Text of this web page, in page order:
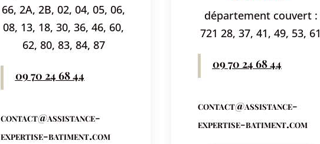
66, 2A, 2B, 02, 04, 05, 06,
08, 13, 18, 30, 36, 46, 60,
62, 80, 83, 84, 87
09 70 24 68 44
contact@assistance-
expertise-batiment.com
département couvert :
721 28, 37, 41, 49, 53, 61
09 70 24 68 44
contact@assistance-
expertise-batiment.com